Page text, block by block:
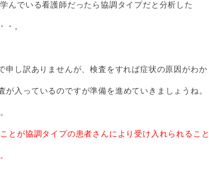
る看護師だったら協調タイプだと分析した
。
し訳ありませんが、検査をすれば症状の原因がわか
いるのですが準備を進めていきましょうね。
とが協調タイプの患者さんにより受け入れられること